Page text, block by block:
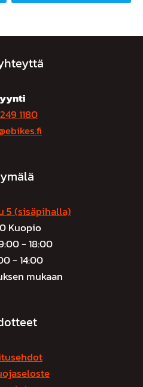
useampi
Voit
tehdä
valinnat
tuotteen
1180
5 (sisäpihalla)
Kuopio
- 18:00
- 14:00
mukaan